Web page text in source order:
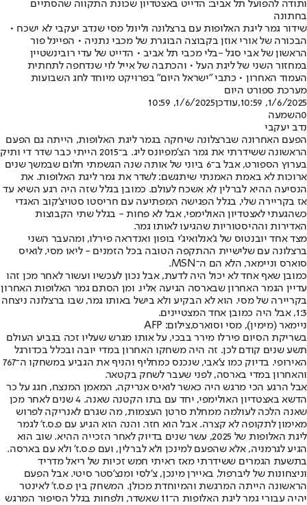
ותודה להפועל תל אביב: הדייט באצטדיון שכונת התקווה שהסתיים
בחתונה
שידור גמר ליגת האלופות עם ברצלונה וליונל מסי שנדב יעקבי לא ישכח •
הבכורה של אורי אוזן בקבוצה הבוגרת של מכבי נתניה • הפיינל פור
הראשון של אבי סגל -בלי מכבי תל אביב • הדייט של עדי רובינשטיין
במחזור השני של ליגת העל • והכתבה של אייל לוי שנדחפה לתחתית
העמוד האחרון • כתבי "ישראל היום" בפרויקט מיוחד לחג השבועות
מערכת ספורט היום
1/6/2025, 10:59
,עודכן1/6/2025, 10:59
0השמעה
נדב יעקבי
הפעם האחרונה שברצלונה שיחקה בגמר ליגת האלופות, הייתה גם הפעם
הראשונה ששידרתי את גמר הצ'מפיונס ליג. ב־2015 הייתי כבר שדר די ותיק
בערוץ הספורט, אבל ב־6 ביוני של אותה שנה הגשמתי חלום שבמשך שנים
ארוכות לא באמת האמנתי שיתגשם: לשדר את גמר ליגת האלופות. את
הנסיעה ההיא לברלין לא אשכח לעולם. כמובן בגלל שזה היה רגע השיא עד
אז בקריירה שלי, בגלל הפגישה המפתיעה עם חריסטו סטויצ'קוב האגדי
כשהגעתי לאצטדיון האולימפי, אבל לא פחות - בגלל שתי הקבוצות
האדירות וההיסטוריות שהגיעו לאותו גמר.
מצד אחד יובנטוס של ג'אנלואיג'י בופון ואנדראה פירלו, ומהעבר השני
ברצלונה עם שלישיית ההתקפה הטובה בכל הזמנים - ליאו מסי, לואיס
סוארס וניימאר, הלא הם ה־MSN.
כמובן שאף אחד לא יכול היה לדעת, אבל נכון לעכשיו ועשור לאחר מכן זהו
עדיין הגמר האחרון שבארסה הגיעה אליו. ומן הסתם גמר האלופות האחרון
בקריירה של מסי. הוא לא הבקיע ולא בישל באותו גמר, שבו ברצלונה ניצחה
1:3, אבל היה כמובן אחד המצטיינים.
ניימאר (מימין), מסי וסוארס,צילום: AFP
בשריקת הסיום פירלו מירר בבכי, על אותו מגרש שעליו זכה בגביע העולם
תשע שנים קודם לכן. זה היה משחקו האחרון במדי יובה ובכלל בכדורגל
האירופי. בדיוק כמו צ'אבי, שנכנס כמחליף והניף את הגביע במשחקו ה־767
והאחרון במדי בארסה, לפני שעבר לשחק בקטאר.
אבל הרגע הכי מרגש היה כאשר לואיס אנריקה, המאמן המנצח, חגג על כר
הדשא באצטדיון האולימפי, יחד עם בתו הקטנה שאנה. 4 שנים לאחר מכן
שאנה הלכה לעולמה ממחלת סרטן העצמות, מה שגרם לאנריקה לפרוש
מאימון לתקופה לא קצרה. אבל הוא חזר. והנה הוא הגיע עם פ.ס.ז' לגמר
ליגת האלופות של 2025, עשר שנים בדיוק לאחר הזכייה ההיא. שוב הוא
הגיע לגרמניה, אלא שהפעם למינכן ולא לברלין, ועם פ.ס.ז' ולא עם בארסה.
בתשעת הגמרים ששידרתי מאז ראיתי חמש זכיות של ריאל מדריד
וניצחונות של ליברפול, באיירן מינכן, צ'לסי ומנצ'סטר סיטי. אבל הפעם
הראשונה הייתה המרגשת והמיוחדת מכולן. המשחק בין פ.ס.ז' לאינטר
יהיה עבורי גמר ליגת האלופות ה־11 שאשדר, ולפחות בגלל הסיפור המרגש